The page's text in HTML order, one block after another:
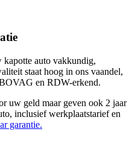
kapotte auto vakkundig,
staat hoog in ons vaandel,
en RDW-erkend.
uw geld maar geven ook 2 jaar
inclusief werkplaatstarief en
garantie.